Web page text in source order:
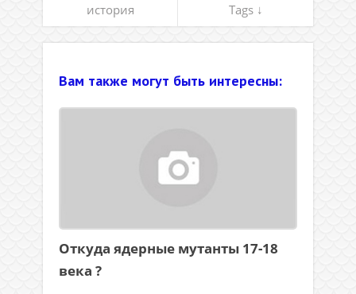
история Tags ↓
Вам также могут быть интересны:
Откуда ядерные мутанты 17-18
века ?